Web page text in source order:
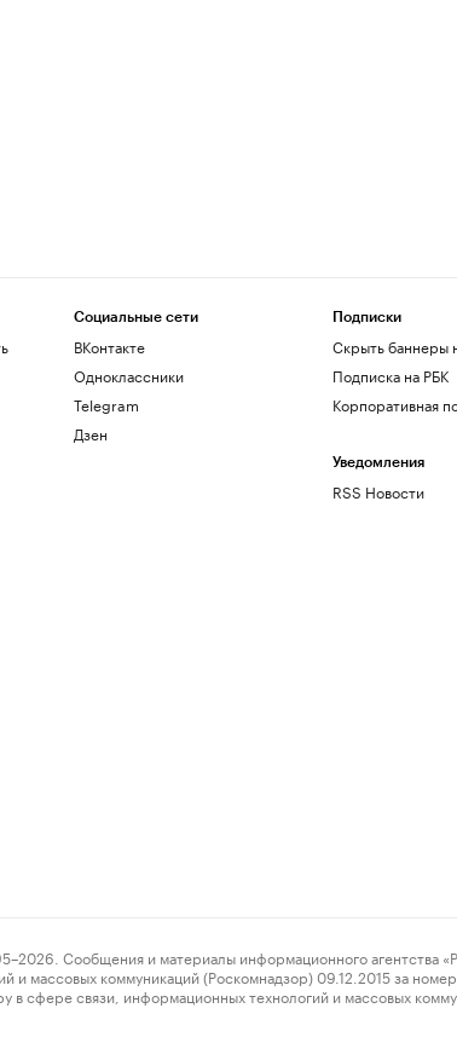
Социальные сети
ВКонтакте
Одноклассники
Telegram
Дзен
Подписки
Скрыть баннеры
Подписка на РБК
Корпоративная
Уведомления
RSS Новости
Сообщения и материалы информационного агентства
и массовых коммуникаций (Роскомнадзор) 09.12.2015 за
в сфере связи, информационных технологий и массовых